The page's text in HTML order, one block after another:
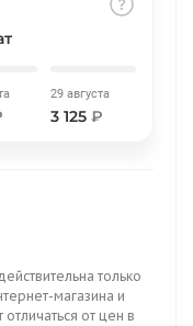
29 августа
3 125 ₽
только
магазина и
от цен в